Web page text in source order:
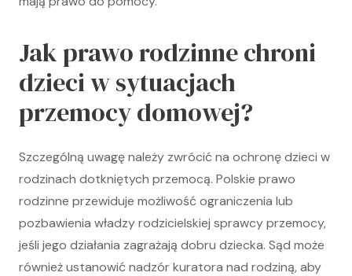
Jak prawo rodzinne chroni
dzieci w sytuacjach
przemocy domowej?
Szczególną uwagę należy zwrócić na ochronę dzieci w
rodzinach dotkniętych przemocą. Polskie prawo
rodzinne przewiduje możliwość ograniczenia lub
pozbawienia władzy rodzicielskiej sprawcy przemocy,
jeśli jego działania zagrażają dobru dziecka. Sąd może
również ustanowić nadzór kuratora nad rodziną, aby